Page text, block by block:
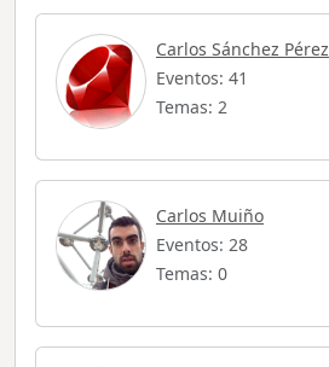
Carlos Sánchez Pérez
Eventos: 41
Temas: 2
Carlos Muiño
Eventos: 28
Temas: 0